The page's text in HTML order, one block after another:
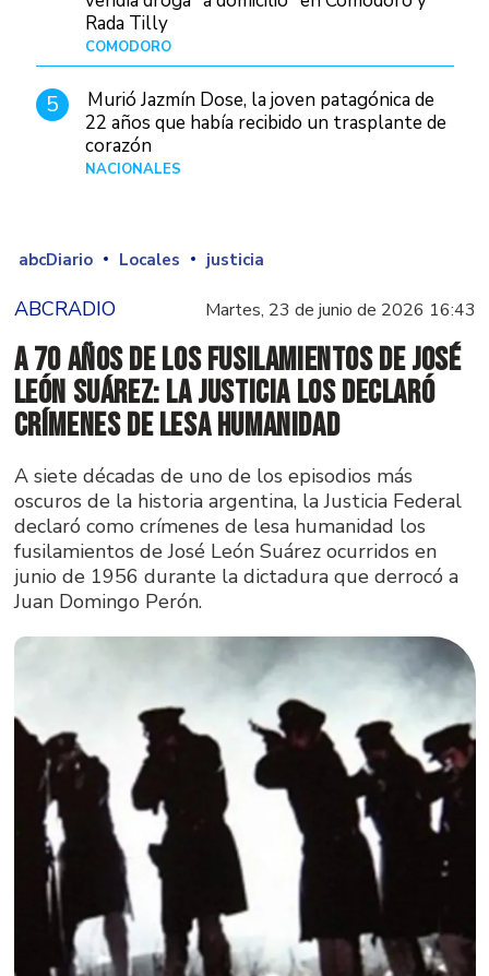
Rada Tilly
COMODORO
5
Murió Jazmín Dose, la joven patagónica de
22 años que había recibido un trasplante de
corazón
NACIONALES
abcDiario Locales justicia
ABCRADIO Martes, 23 de junio de 2026 16:43
A 70 años de los fusilamientos de José
León Suárez: la Justicia los declaró
crímenes de lesa humanidad
A siete décadas de uno de los episodios más
oscuros de la historia argentina, la Justicia Federal
declaró como crímenes de lesa humanidad los
fusilamientos de José León Suárez ocurridos en
junio de 1956 durante la dictadura que derrocó a
Juan Domingo Perón.